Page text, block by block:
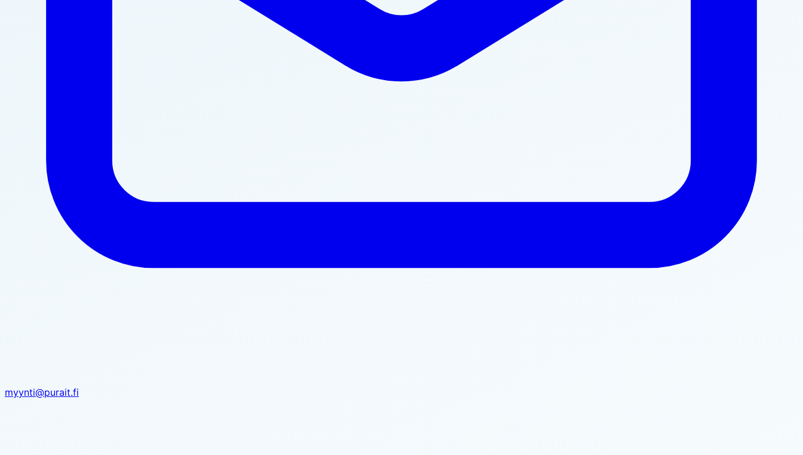
myynti@purait.fi